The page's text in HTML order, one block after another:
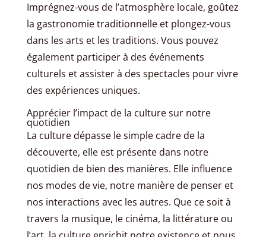
Imprégnez-vous de l’atmosphère locale, goûtez
la gastronomie traditionnelle et plongez-vous
dans les arts et les traditions. Vous pouvez
également participer à des événements
culturels et assister à des spectacles pour vivre
des expériences uniques.
Apprécier l’impact de la culture sur notre
quotidien
La culture dépasse le simple cadre de la
découverte, elle est présente dans notre
quotidien de bien des manières. Elle influence
nos modes de vie, notre manière de penser et
nos interactions avec les autres. Que ce soit à
travers la musique, le cinéma, la littérature ou